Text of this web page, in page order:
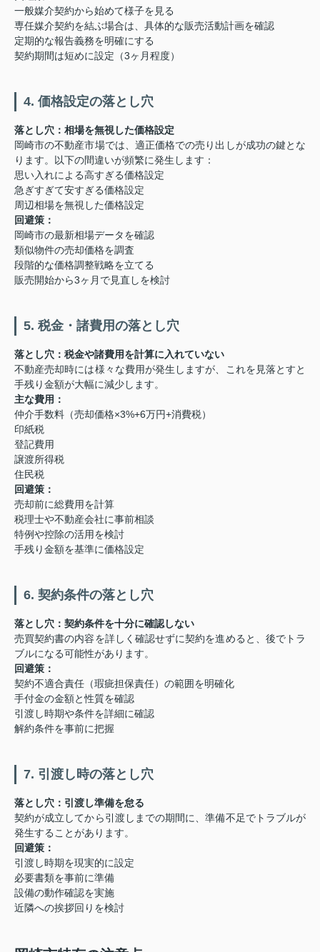
一般媒介契約から始めて様子を見る
専任媒介契約を結ぶ場合は、具体的な販売活動計画を確認
定期的な報告義務を明確にする
契約期間は短めに設定（3ヶ月程度）
4. 価格設定の落とし穴
落とし穴：相場を無視した価格設定
岡崎市の不動産市場では、適正価格での売り出しが成功の鍵とな
ります。以下の間違いが頻繁に発生します：
思い入れによる高すぎる価格設定
急ぎすぎて安すぎる価格設定
周辺相場を無視した価格設定
回避策：
岡崎市の最新相場データを確認
類似物件の売却価格を調査
段階的な価格調整戦略を立てる
販売開始から3ヶ月で見直しを検討
5. 税金・諸費用の落とし穴
落とし穴：税金や諸費用を計算に入れていない
不動産売却時には様々な費用が発生しますが、これを見落とすと
手残り金額が大幅に減少します。
主な費用：
仲介手数料（売却価格×3%+6万円+消費税）
印紙税
登記費用
譲渡所得税
住民税
回避策：
売却前に総費用を計算
税理士や不動産会社に事前相談
特例や控除の活用を検討
手残り金額を基準に価格設定
6. 契約条件の落とし穴
落とし穴：契約条件を十分に確認しない
売買契約書の内容を詳しく確認せずに契約を進めると、後でトラ
ブルになる可能性があります。
回避策：
契約不適合責任（瑕疵担保責任）の範囲を明確化
手付金の金額と性質を確認
引渡し時期や条件を詳細に確認
解約条件を事前に把握
7. 引渡し時の落とし穴
落とし穴：引渡し準備を怠る
契約が成立してから引渡しまでの期間に、準備不足でトラブルが
発生することがあります。
回避策：
引渡し時期を現実的に設定
必要書類を事前に準備
設備の動作確認を実施
近隣への挨拶回りを検討